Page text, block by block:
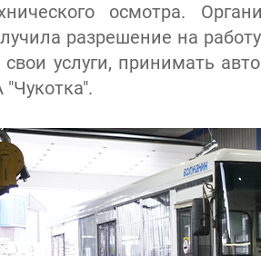
осмотра.
разрешение на
свои услуги, принимать
"Чукотка".